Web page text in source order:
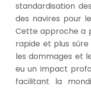
standardisation
des navires pour
Cette approche a
rapide et plus sûre
les dommages et
eu un impact
facilitant la